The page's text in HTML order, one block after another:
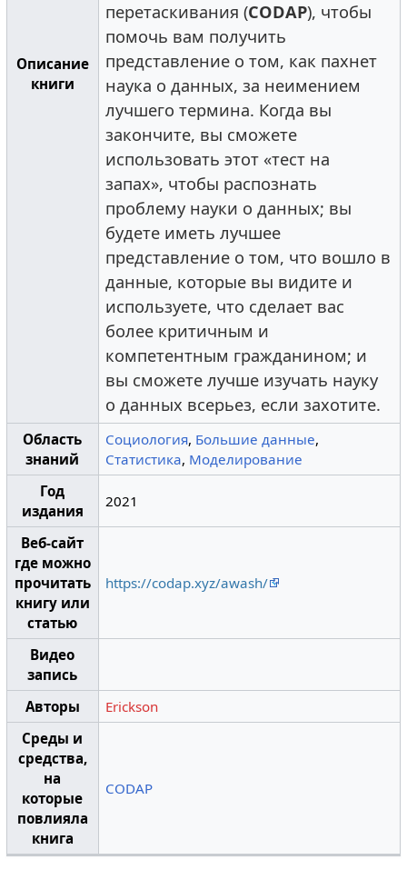
Описание
книги
перетаскивания (CODAP), чтобы
помочь вам получить
представление о том, как пахнет
наука о данных, за неимением
лучшего термина. Когда вы
закончите, вы сможете
использовать этот «тест на
запах», чтобы распознать
проблему науки о данных; вы
будете иметь лучшее
представление о том, что вошло в
данные, которые вы видите и
используете, что сделает вас
более критичным и
компетентным гражданином; и
вы сможете лучше изучать науку
о данных всерьез, если захотите.
Область
знаний
Социология, Большие данные,
Статистика, Моделирование
Год
издания
2021
Веб-сайт
где можно
прочитать
книгу или
статью
https://codap.xyz/awash/
Видео
запись
Авторы
Erickson
Среды и
средства,
на
которые
повлияла
книга
CODAP